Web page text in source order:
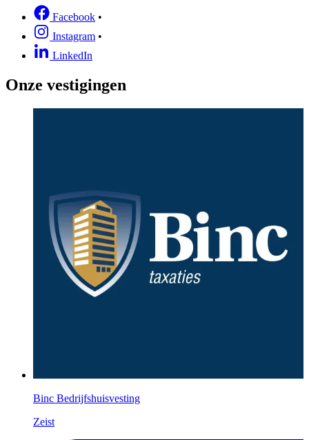
Facebook •
Instagram •
LinkedIn
Onze vestigingen
Binc Bedrijfshuisvesting
Zeist